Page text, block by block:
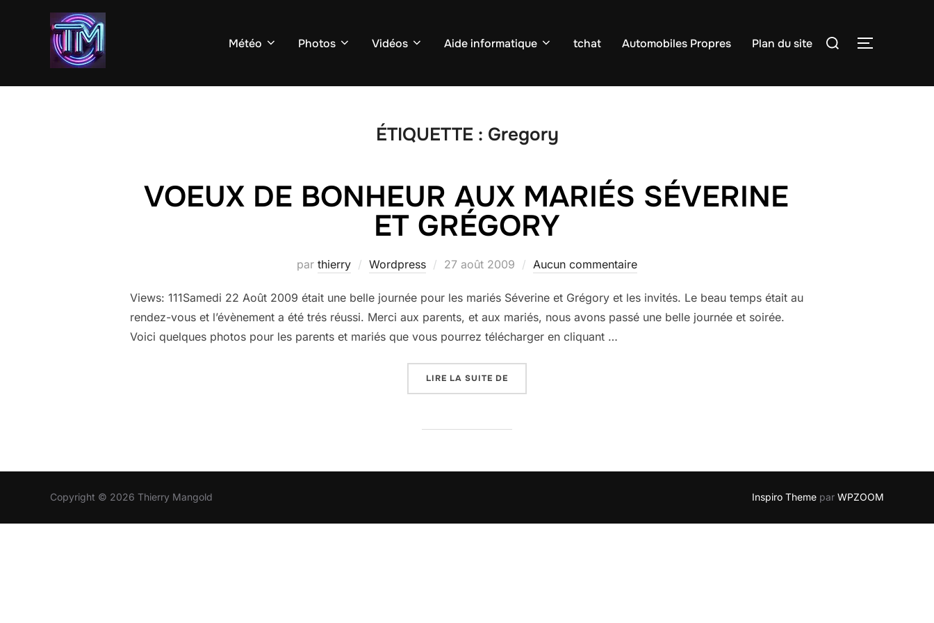
Météo Photos Vidéos Aide informatique tchat Automobiles Propres Plan du site
Rechercher :
ÉTIQUETTE : Gregory
VOEUX DE BONHEUR AUX MARIÉS SÉVERINE
ET GRÉGORY
par thierry Wordpress
Publié
27 août 2009 Aucun commentaire
Views: 111Samedi 22 Août 2009 était une belle journée pour les mariés Séverine et Grégory et les invités. Le beau temps était au
rendez-vous et l’évènement a été trés réussi. Merci aux parents, et aux mariés, nous avons passé une belle journée et soirée.
Voici quelques photos pour les parents et mariés que vous pourrez télécharger en cliquant …
LIRE LA SUITE DE
Copyright © 2026 Thierry Mangold Inspiro Theme par WPZOOM